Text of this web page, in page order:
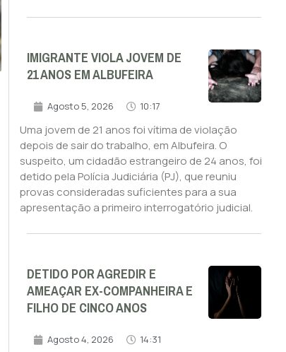
IMIGRANTE VIOLA JOVEM DE
21 ANOS EM ALBUFEIRA
Agosto 5, 2026 10:17
Uma jovem de 21 anos foi vítima de violação
depois de sair do trabalho, em Albufeira. O
suspeito, um cidadão estrangeiro de 24 anos, foi
detido pela Polícia Judiciária (PJ), que reuniu
provas consideradas suficientes para a sua
apresentação a primeiro interrogatório judicial.
DETIDO POR AGREDIR E
AMEAÇAR EX-COMPANHEIRA E
FILHO DE CINCO ANOS
Agosto 4, 2026 14:31